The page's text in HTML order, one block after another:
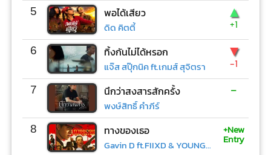
5 พอได้เสียว
ดิด คิตตี้
▲
+1
6 ทิ้งกันไม่ได้หรอก
แจ๊ส สปุ๊กนิค ft.เกมส์ สุจิตรา
▼
-1
7 นึกว่าสงสารสักครั้ง
พงษ์สิทธิ์ คำภีร์
-
8 ทางของเธอ
Gavin D ft.FIIXD & YOUNGOHM
+New
Entry